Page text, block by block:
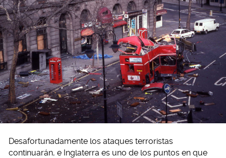
Desafortunadamente los ataques terroristas
continuarán, e Inglaterra es uno de los puntos en que